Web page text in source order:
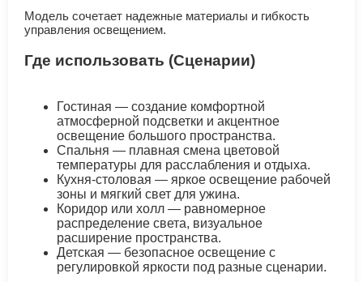
Модель сочетает надежные материалы и гибкость
управления освещением.
Где использовать (Сценарии)
Гостиная — создание комфортной
атмосферной подсветки и акцентное
освещение большого пространства.
Спальня — плавная смена цветовой
температуры для расслабления и отдыха.
Кухня-столовая — яркое освещение рабочей
зоны и мягкий свет для ужина.
Коридор или холл — равномерное
распределение света, визуальное
расширение пространства.
Детская — безопасное освещение с
регулировкой яркости под разные сценарии.